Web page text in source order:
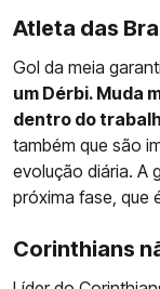
Atleta das
Gol da meia
um Dérbi. Muda
dentro do
também que são
evolução diária. A
próxima fase, que
Corinthians